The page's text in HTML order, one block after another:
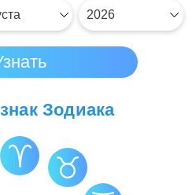
Скорпиона
Зодиака